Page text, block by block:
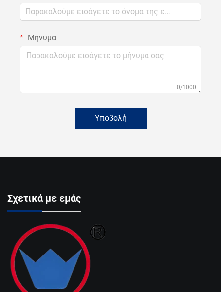
Μήνυμα
0/1000
Υποβολή
Σχετικά με εμάς